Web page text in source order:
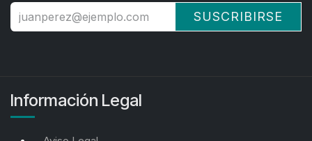
SUSCRIBIRSE
Información Legal